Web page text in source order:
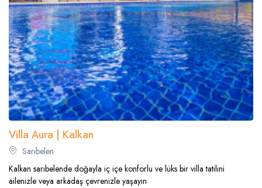
Villa Aura | Kalkan
Sarıbelen
Kalkan sarıbelende doğayla iç içe konforlu ve lüks bir villa tatilini
ailenizle veya arkadaş çevrenizle yaşayın